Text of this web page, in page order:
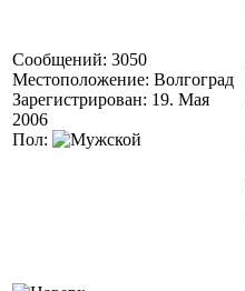
Сообщений: 3050
Местоположение: Волгоград
Зарегистрирован: 19. Мая
2006
Пол: